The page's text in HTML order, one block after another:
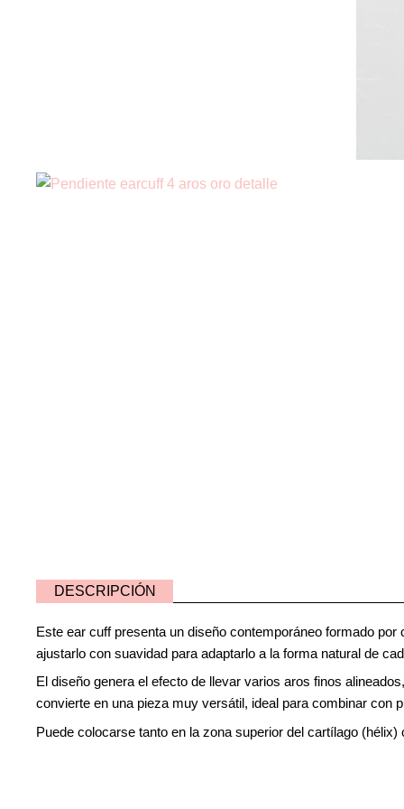
DESCRIPCIÓN
Este ear cuff presenta un diseño contemporáneo formado
ajustarlo con suavidad para adaptarlo a la forma natural de
El diseño genera el efecto de llevar varios aros finos
convierte en una pieza muy versátil, ideal para combinar con
Puede colocarse tanto en la zona superior del cartílago